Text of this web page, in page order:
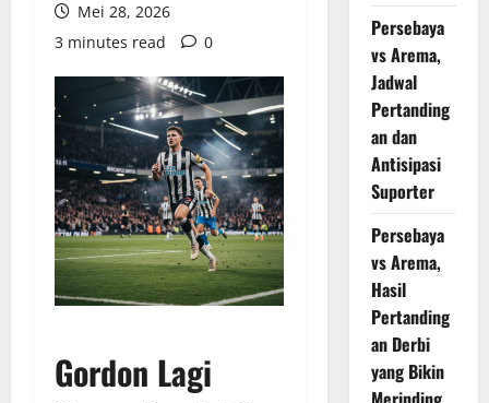
Mei 28, 2026
3 minutes read
0
Gordon Lagi
Persebaya
vs Arema,
Jadwal
Pertanding
an dan
Antisipasi
Suporter
Persebaya
vs Arema,
Hasil
Pertanding
an Derbi
yang Bikin